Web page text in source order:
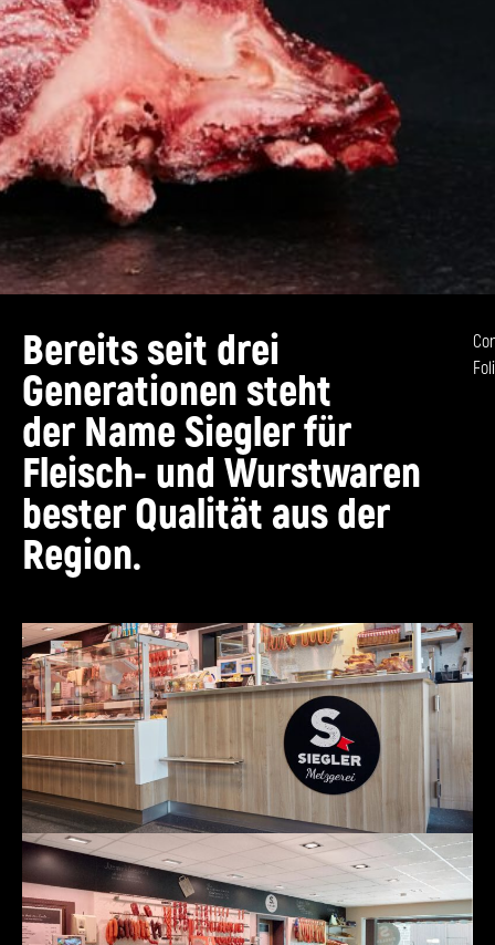
Bereits seit drei
Generationen steht
der Name Siegler für
Fleisch- und Wurstwaren
bester Qualität aus der
Region.